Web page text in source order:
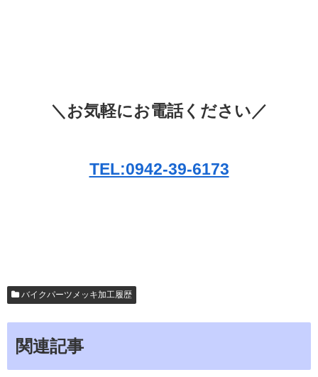
＼お気軽にお電話ください／
TEL:0942-39-6173
バイクパーツメッキ加工履歴
関連記事